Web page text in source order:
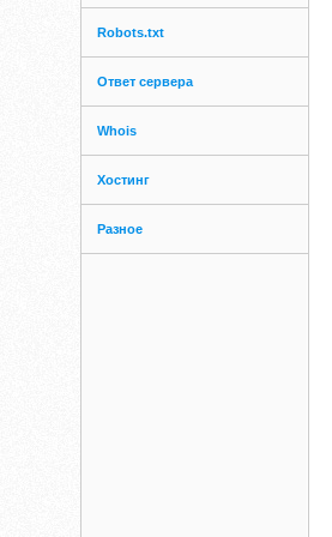
Robots.txt
Ответ сервера
Whois
Хостинг
Разное